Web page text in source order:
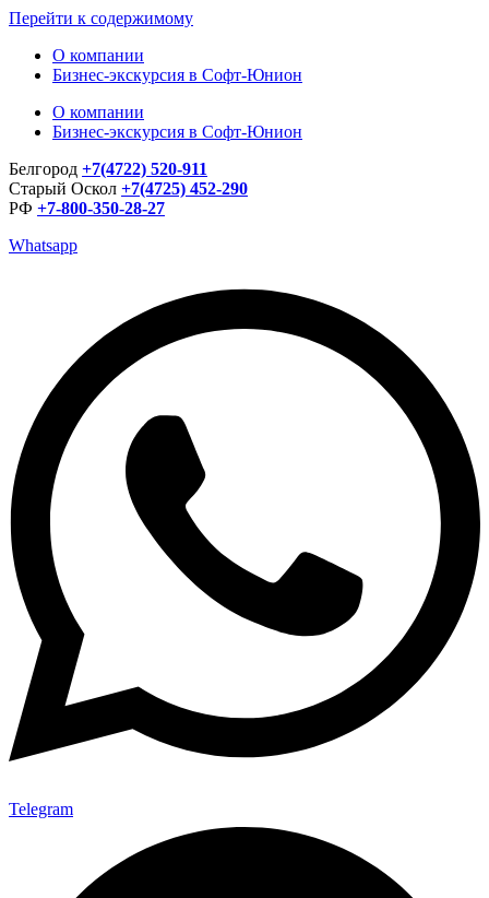
Перейти к содержимому
О компании
Бизнес-экскурсия в Софт-Юнион
О компании
Бизнес-экскурсия в Софт-Юнион
Белгород +7(4722) 520-911
Старый Оскол +7(4725) 452-290
РФ +7-800-350-28-27
Whatsapp
Telegram